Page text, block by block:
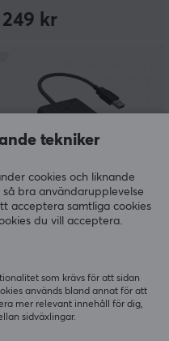
249 kr
Brook
Wingman FGC Retro
(2)
599 kr
tekniker
cookies och liknande
bra användarupplevelse
acceptera samtliga cookies
du vill acceptera.
som krävs för att sidan
används bland annat för att
mer relevant innehåll för dig,
sidväxlingar.